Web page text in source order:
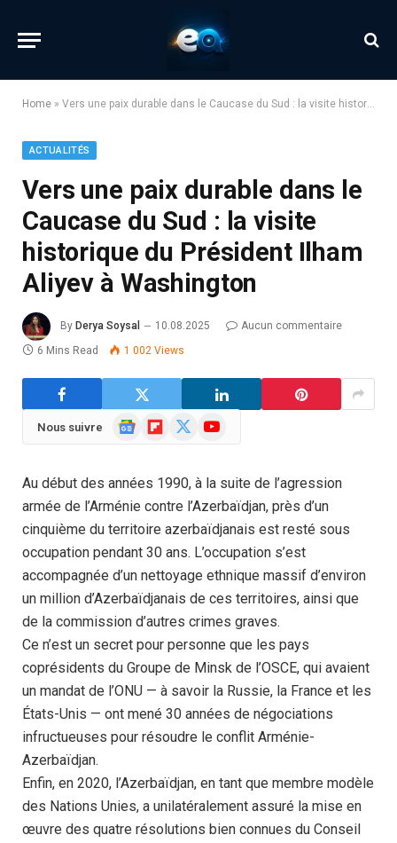
Home » Vers une paix durable dans le Caucase du Sud : la visite historique du Président Ilham Aliyev à Washington
ACTUALITÉS
Vers une paix durable dans le
Caucase du Sud : la visite
historique du Président Ilham
Aliyev à Washington
By Derya Soysal 10.08.2025
Aucun commentaire
6 Mins Read
1 002 Views
Nous suivre
GoogleFlipboard YouTube
Au début des années 1990, à la suite de l’agression
armée de l’Arménie contre l’Azerbaïdjan, près d’un
cinquième du territoire azerbaïdjanais est resté sous
occupation pendant 30 ans. L’occupation s’est
accompagnée d’un nettoyage ethnique massif d’environ
un million d’Azerbaïdjanais de ces territoires, ainsi que
de la commission d’autres crimes graves.
Ce n’est un secret pour personne que les pays
coprésidents du Groupe de Minsk de l’OSCE, qui avaient
un mandat de l’ONU — à savoir la Russie, la France et les
États-Unis — ont mené 30 années de négociations
infructueuses pour résoudre le conflit Arménie-
Azerbaïdjan.
Enfin, en 2020, l’Azerbaïdjan, en tant que membre modèle
des Nations Unies, a unilatéralement assuré la mise en
œuvre des quatre résolutions bien connues du Conseil